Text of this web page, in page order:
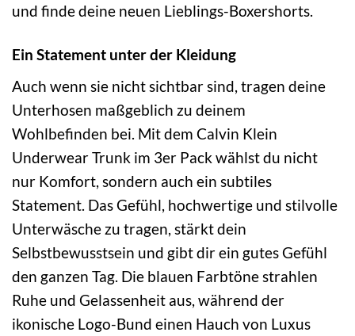
und finde deine neuen Lieblings-Boxershorts.
Ein Statement unter der Kleidung
Auch wenn sie nicht sichtbar sind, tragen deine
Unterhosen maßgeblich zu deinem
Wohlbefinden bei. Mit dem Calvin Klein
Underwear Trunk im 3er Pack wählst du nicht
nur Komfort, sondern auch ein subtiles
Statement. Das Gefühl, hochwertige und stilvolle
Unterwäsche zu tragen, stärkt dein
Selbstbewusstsein und gibt dir ein gutes Gefühl
den ganzen Tag. Die blauen Farbtöne strahlen
Ruhe und Gelassenheit aus, während der
ikonische Logo-Bund einen Hauch von Luxus